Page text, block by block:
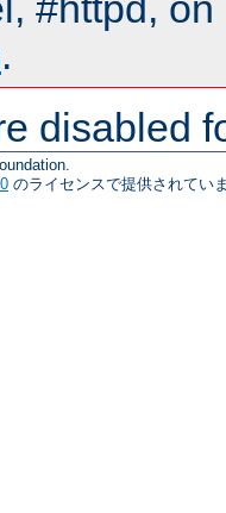
.
disabled
のライセンスで提供されてい